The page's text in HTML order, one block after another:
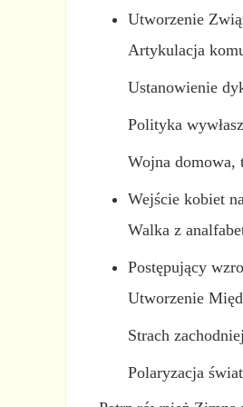
Utworzenie
Artykulacja
Ustanowienie
Polityka
Wojna domowa,
Wejście kobiet
Walka z
Postępujący
Utworzenie
Strach
Polaryzacja